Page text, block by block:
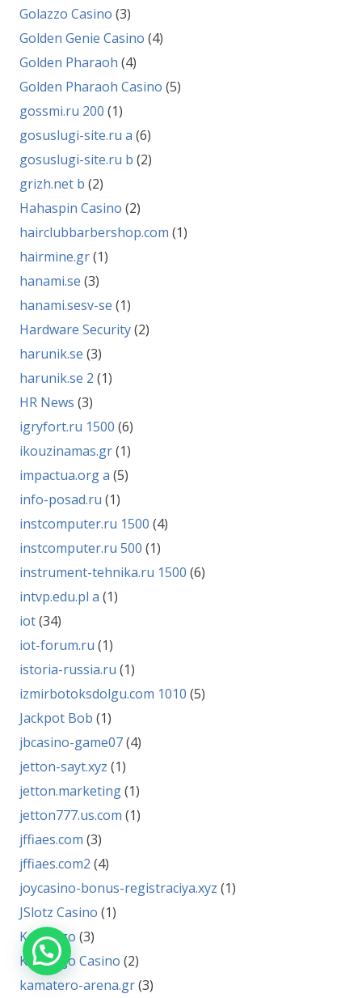
Golazzo Casino (3)
Golden Genie Casino (4)
Golden Pharaoh (4)
Golden Pharaoh Casino (5)
gossmi.ru 200 (1)
gosuslugi-site.ru a (6)
gosuslugi-site.ru b (2)
grizh.net b (2)
Hahaspin Casino (2)
hairclubbarbershop.com (1)
hairmine.gr(1)
hanami.se (3)
hanami.sesv-se (1)
Hardware Security(2)
harunik.se (3)
harunik.se 2 (1)
HR News (3)
igryfort.ru 1500 (6)
ikouzinamas.gr(1)
impactua.org a (5)
info-posad.ru (1)
instcomputer.ru 1500 (4)
instcomputer.ru 500 (1)
instrument-tehnika.ru 1500 (6)
intvp.edu.pl a (1)
iot(34)
iot-forum.ru (1)
istoria-russia.ru (1)
izmirbotoksdolgu.com 1010 (5)
Jackpot Bob (1)
jbcasino-game07(4)
jetton-sayt.xyz (1)
jetton.marketing(1)
jetton777.us.com (1)
jffiaes.com (3)
jffiaes.com2 (4)
joycasino-bonus-registraciya.xyz (1)
JSlotz Casino (1)
Kachingo (3)
Kachingo Casino (2)
kamatero-arena.gr(3)